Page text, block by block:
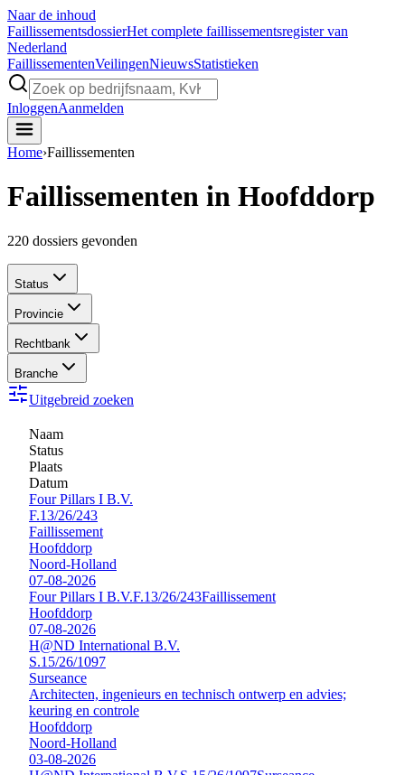
Naar de inhoud
FaillissementsdossierHet complete faillissementsregister van
Nederland
FaillissementenVeilingenNieuwsStatistieken
InloggenAanmelden
Home›Faillissementen
Faillissementen in Hoofddorp
220 dossiers gevonden
Status
Provincie
Rechtbank
Branche
Uitgebreid zoeken
Naam
Status
Plaats
Datum
Four Pillars I B.V.
F.13/26/243
Faillissement
Hoofddorp
Noord-Holland
07-08-2026
Four Pillars I B.V.F.13/26/243Faillissement
Hoofddorp
07-08-2026
H@ND International B.V.
S.15/26/1097
Surseance
Architecten, ingenieurs en technisch ontwerp en advies;
keuring en controle
Hoofddorp
Noord-Holland
03-08-2026